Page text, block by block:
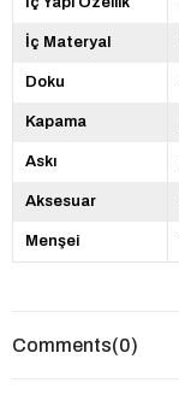
İç Materyal
Doku
Kapama
Askı
Aksesuar
Menşei
Comments(0)